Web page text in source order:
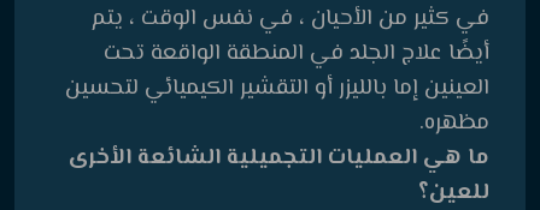
في كثير من الأحيان ، في نفس الوقت ، يتم
أيضًا علاج الجلد في المنطقة الواقعة تحت
العينين إما بالليزر أو التقشير الكيميائي لتحسين
مظهره.
ما هي العمليات التجميلية الشائعة الأخرى
للعين؟